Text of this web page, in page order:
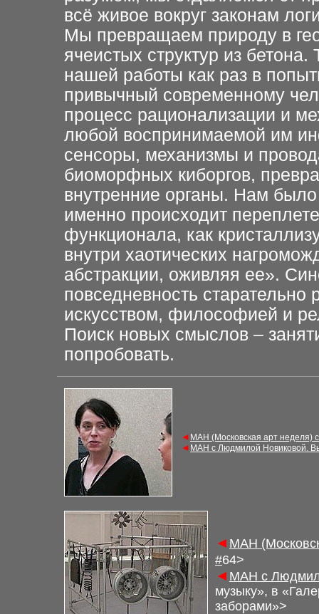
всё живое вокруг законам
Мы превращаем природу в
ячеистых структур из
нашей работы как раз в
привычный современному
процесс рационализации и
любой воспринимаемой им
сенсоры, механизмы и
биоморфных киборгов,
внутренние органы. Нам
именно происходит
функционала, как
внутри хаотических
абстракции, оживляя ее».
повседневность
искусством, философией и
Поиск новых смыслов –
попробовать.
◄ МАН (Московская арт неделя)
◄ МАН с Людмилой Новиковой.
◄ МАН
#64>
◄ МАН с
музыку», в
заборами»>